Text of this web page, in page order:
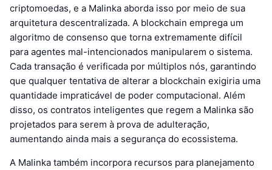
criptomoedas, e a Malinka aborda isso por meio de sua
arquitetura descentralizada. A blockchain emprega um
algoritmo de consenso que torna extremamente difícil
para agentes mal-intencionados manipularem o sistema.
Cada transação é verificada por múltiplos nós, garantindo
que qualquer tentativa de alterar a blockchain exigiria uma
quantidade impraticável de poder computacional. Além
disso, os contratos inteligentes que regem a Malinka são
projetados para serem à prova de adulteração,
aumentando ainda mais a segurança do ecossistema.
A Malinka também incorpora recursos para planejamento